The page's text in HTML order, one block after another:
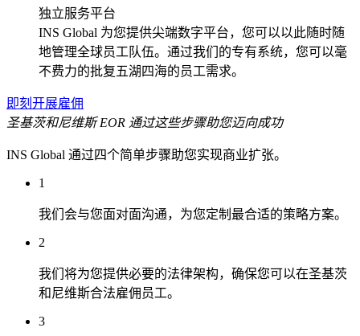
独立服务平台
INS Global 为您提供尖端数字平台，您可以以此随时随
地管理全球员工队伍。通过我们的专有系统，您可以毫
不费力的批复五湖四海的员工需求。
即刻开展雇佣
圣基茨和尼维斯 EOR 通过这些步骤助您迈向成功
INS Global 通过四个简单步骤助您实现商业扩张。
1
我们会与您面对面沟通，为您定制最合适的策略方案。
2
我们将为您提供必要的法律架构，确保您可以在圣基茨
和尼维斯合法雇佣员工。
3